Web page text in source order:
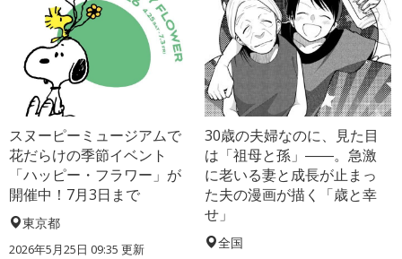
スヌーピーミュージアムで
花だらけの季節イベント
「ハッピー・フラワー」が
開催中！7月3日まで
東京都
2026年5月25日 09:35 更新
30歳の夫婦なのに、見た目
は「祖母と孫」――。急激
に老いる妻と成長が止まっ
た夫の漫画が描く「歳と幸
せ」
全国